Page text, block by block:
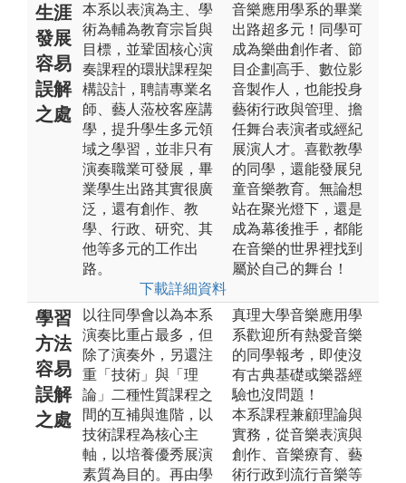
生涯
發展
容易
誤解
之處
本系以表演為主、學
術為輔為教育宗旨與
目標，並鞏固核心演
奏課程的環狀課程架
構設計，聘請專業名
師、藝人蒞校客座講
學，提升學生多元領
域之學習，並非只有
演奏職業可發展，畢
業學生出路其實很廣
泛，還有創作、教
學、行政、研究、其
他等多元的工作出
路。
下載詳細資料
音樂應用學系的畢業
出路超多元！同學可
成為樂曲創作者、節
目企劃高手、數位影
音製作人，也能投身
藝術行政與管理、擔
任舞台表演者或經紀
展演人才。喜歡教學
的同學，還能發展兒
童音樂教育。無論想
站在聚光燈下，還是
成為幕後推手，都能
在音樂的世界裡找到
屬於自己的舞台！
學習
方法
容易
誤解
之處
以往同學會以為本系
演奏比重占最多，但
除了演奏外，另還注
重「技術」與「理
論」二種性質課程之
間的互補與進階，以
技術課程為核心主
軸，以培養優秀展演
素質為目的。再由學
真理大學音樂應用學
系歡迎所有熱愛音樂
的同學報考，即使沒
有古典基礎或樂器經
驗也沒問題！
本系課程兼顧理論與
實務，從音樂表演與
創作、音樂療育、藝
術行政到流行音樂等